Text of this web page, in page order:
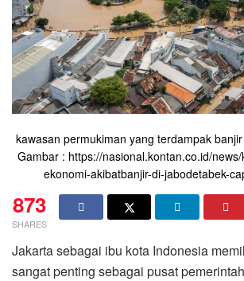
kawasan permukiman yang terdampak
Gambar : https://nasional.kontan.co.id/
ekonomi-akibatbanjir-di-jabodetabek-
873
SHARES
Jakarta sebagai ibu kota Indonesia
sangat penting sebagai pusat